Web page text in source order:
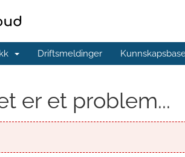
Driftsmeldinger
er et problem...